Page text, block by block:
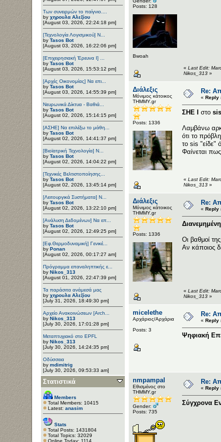
Των συνειρμών το παίγνιο....
by χηρουλα Αλεξίου
[August 03, 2026, 22:24:18 pm]
[Τεχνολογία Λογισμικού] Ν...
by Tasos Bot
[August 03, 2026, 16:22:06 pm]
[Επιχειρησιακή Έρευνα Ι] ...
by Tasos Bot
[August 03, 2026, 15:53:12 pm]
[Αρχές Οικονομίας] Να επι...
by Tasos Bot
[August 03, 2026, 14:55:39 pm]
Νευρωνικά Δίκτυα - Βαθιά...
by Tasos Bot
[August 02, 2026, 15:14:15 pm]
[ΑΣΗΕ] Να επιλέξω το μάθη...
by Tasos Bot
[August 02, 2026, 14:41:37 pm]
[Βιοϊατρική Τεχνολογία] Ν...
by Tasos Bot
[August 02, 2026, 14:04:22 pm]
[Τεχνικές Βελτιστοποίησης...
by Tasos Bot
[August 02, 2026, 13:45:14 pm]
[Λειτουργικά Συστήματα] Ν...
by Tasos Bot
[August 02, 2026, 13:22:10 pm]
[Ανάλυση Δεδομένων] Να επ...
by Tasos Bot
[August 02, 2026, 12:49:25 pm]
[Εφ.Θερμοδυναμική] Γενικέ...
by Ponan
[August 02, 2026, 00:17:27 am]
Πρόγραμμα επαναληπτικής ε...
by Nikos_313
[August 01, 2026, 22:47:39 pm]
Τα παράσιτα ανάμεσά μας
by χηρουλα Αλεξίου
[July 31, 2026, 18:49:30 pm]
Αρχείο Ανακοινώσεων [Arch...
by Nikos_313
[July 30, 2026, 17:01:28 pm]
Μεταπτυχιακό στο EPFL
by Nikos_313
[July 30, 2026, 14:24:35 pm]
Οδύσσεια
by mdimitrig
[July 30, 2026, 09:53:33 am]
Στατιστικά
Members
Total Members: 10415
Latest: anasim
Stats
Total Posts: 1431804
Total Topics: 32029
Online Today: 1114
Posts: 128
Bwoah
« Last Edit:
Nikos_313 »
Διάλεξις
Μόνιμος κάτοικος
ΤΗΜΜΥ.gr
Posts: 1336
Re:
« Reply
ΣΗΕ Ι στο sis
Λαμβάνω
ότι το
το sis "είδε"
Φαίνεται
« Last Edit:
Nikos_313 »
Διάλεξις
Μόνιμος κάτοικος
ΤΗΜΜΥ.gr
Posts: 1336
Re:
« Reply
Οι βαθμοί
Αν κάποιος
« Last Edit:
Nikos_313 »
micelethe
Αρχάριος/Αρχάρια
Posts: 3
Re:
« Reply
Ψηφιακή
nmpampal
Εθισμένος στο
ΤΗΜΜΥ.gr
Gender:
Posts: 735
Re:
« Reply
Σύγχρονα